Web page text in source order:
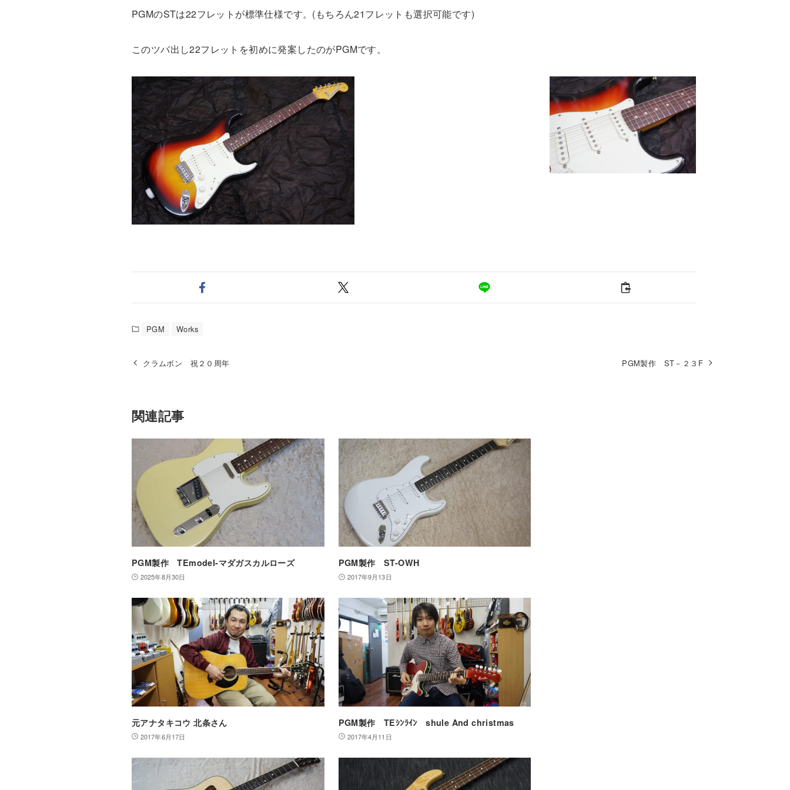
PGMのSTは22フレットが標準仕様です。(もちろん21フレットも選択可能です)
このツバ出し22フレットを初めに発案したのがPGMです。
PGM Works
クラムボン 祝２０周年 PGM製作 ST－２３F
関連記事
PGM製作 TEmodel-マダガスカルローズ
2025年8月30日
PGM製作 ST-OWH
2017年9月13日
元アナタキコウ 北条さん
2017年6月17日
PGM製作 TEｼﾝﾗｲﾝ shule And christmas
2017年4月11日